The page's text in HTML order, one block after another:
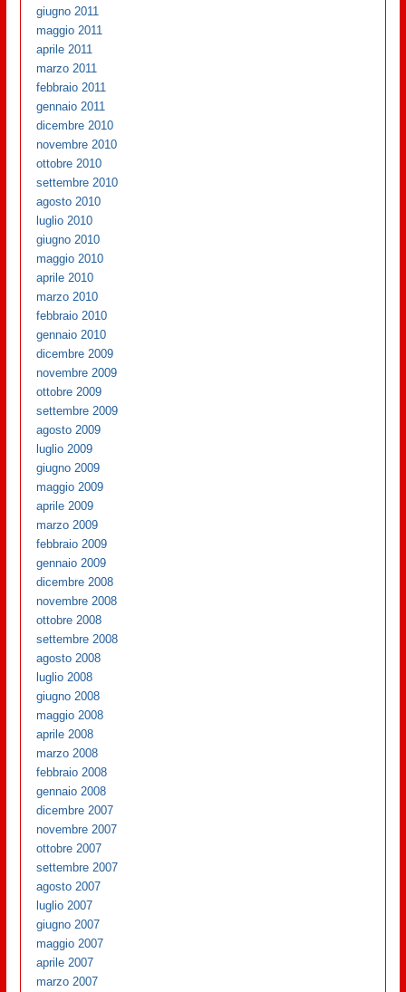
giugno 2011
maggio 2011
aprile 2011
marzo 2011
febbraio 2011
gennaio 2011
dicembre 2010
novembre 2010
ottobre 2010
settembre 2010
agosto 2010
luglio 2010
giugno 2010
maggio 2010
aprile 2010
marzo 2010
febbraio 2010
gennaio 2010
dicembre 2009
novembre 2009
ottobre 2009
settembre 2009
agosto 2009
luglio 2009
giugno 2009
maggio 2009
aprile 2009
marzo 2009
febbraio 2009
gennaio 2009
dicembre 2008
novembre 2008
ottobre 2008
settembre 2008
agosto 2008
luglio 2008
giugno 2008
maggio 2008
aprile 2008
marzo 2008
febbraio 2008
gennaio 2008
dicembre 2007
novembre 2007
ottobre 2007
settembre 2007
agosto 2007
luglio 2007
giugno 2007
maggio 2007
aprile 2007
marzo 2007